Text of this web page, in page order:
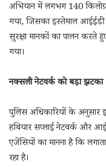
अभियान में लगभग 140
गया, जिसका इस्तेमाल
सुरक्षा मानकों का पालन करते
गया।
नक्सली नेटवर्क को बड़ा झटका
पुलिस अधिकारियों के अनुसार
हथियार सप्लाई नेटवर्क और
एजेंसियों का मानना है कि
रहा है।